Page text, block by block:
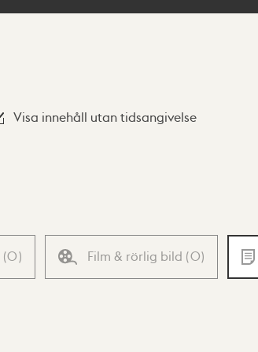
Visa innehåll utan tidsangivelse
(0) Film & rörlig bild (0)